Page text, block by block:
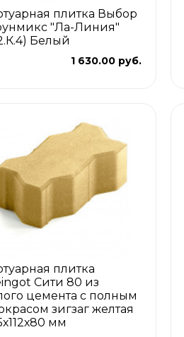
плитка Выбор
"Ла-Линия"
Белый
1 630.00 руб.
плитка
Сити 80 из
цемента с полным
зигзаг желтая
мм